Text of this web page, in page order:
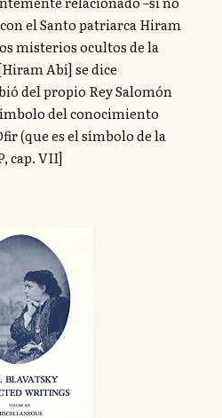
el Santo patriarca Hiram
misterios ocultos de la
Abí] se dice
del propio Rey Salomón
del conocimiento
(que es el símbolo de la
cap. VII]